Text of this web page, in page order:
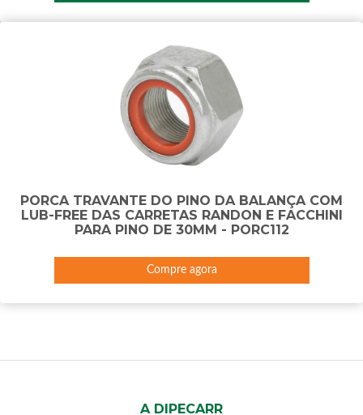
PORCA TRAVANTE DO PINO DA BALANÇA COM
LUB-FREE DAS CARRETAS RANDON E FACCHINI
PARA PINO DE 30MM - PORC112
Compre agora
A DIPECARR